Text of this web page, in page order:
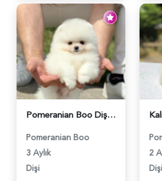
Pomeranian Boo Dişi 3 Aylık Safkan Güzelliğimiz - 6026
Pomeranian Boo
3 Aylık
Dişi
2
Dişi